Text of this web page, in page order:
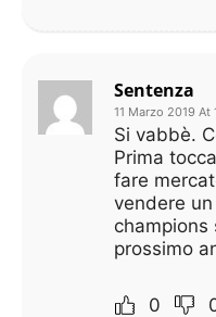
Sentenza
11 Marzo 2019 At
Si vabbè.
Prima
fare
vendere
champions
prossimo
0